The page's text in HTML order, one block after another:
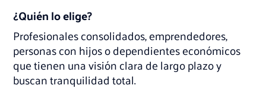
¿Quién lo elige?
Profesionales consolidados, emprendedores,
personas con hijos o dependientes económicos
que tienen una visión clara de largo plazo y
buscan tranquilidad total.